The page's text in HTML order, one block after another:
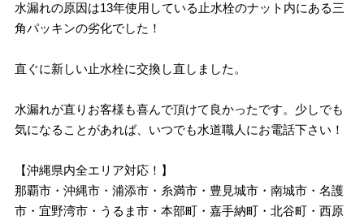
水漏れの原因は13年使用している止水栓のナット内にある三
角パッキンの劣化でした！
直ぐに新しい止水栓に交換し直しました。
水漏れが直りお客様も喜んで頂けて良かったです。少しでも
気になることがあれば、いつでも水道職人にお電話下さい！
【沖縄県内全エリア対応！】
那覇市・沖縄市・浦添市・糸満市・豊見城市・南城市・名護
市・宜野湾市・うるま市・本部町・嘉手納町・北谷町・西原